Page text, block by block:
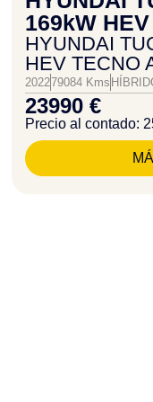
169kW
HYUNDAI
HEV TECNO
202279084 Kms
23990 €
Precio al contado: